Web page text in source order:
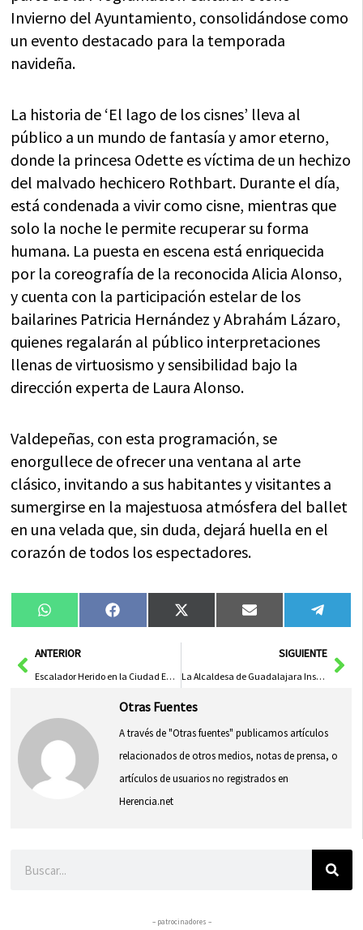
Invierno del Ayuntamiento, consolidándose como
un evento destacado para la temporada
navideña.
La historia de ‘El lago de los cisnes’ lleva al
público a un mundo de fantasía y amor eterno,
donde la princesa Odette es víctima de un hechizo
del malvado hechicero Rothbart. Durante el día,
está condenada a vivir como cisne, mientras que
solo la noche le permite recuperar su forma
humana. La puesta en escena está enriquecida
por la coreografía de la reconocida Alicia Alonso,
y cuenta con la participación estelar de los
bailarines Patricia Hernández y Abrahám Lázaro,
quienes regalarán al público interpretaciones
llenas de virtuosismo y sensibilidad bajo la
dirección experta de Laura Alonso.
Valdepeñas, con esta programación, se
enorgullece de ofrecer una ventana al arte
clásico, invitando a sus habitantes y visitantes a
sumergirse en la majestuosa atmósfera del ballet
en una velada que, sin duda, dejará huella en el
corazón de todos los espectadores.
Compartir
en
WhatsAppCompartir
en
FacebookCompartir
en
X
(Twitter)
Compartir
en
Email
en
AntANTERIOR
Escalador Herido en la Ciudad Encantada de Tamajón es Trasladado al Hospital de Guadalajara tras Caída
SIGUIENTE
La Alcaldesa de Guadalajara Insta a Avanzar en el Camino Inclusivo de la Constitución
Otras Fuentes
A través de "Otras fuentes" publicamos artículos
relacionados de otros medios, notas de prensa, o
artículos de usuarios no registrados en
Herencia.net
– patrocinadores –